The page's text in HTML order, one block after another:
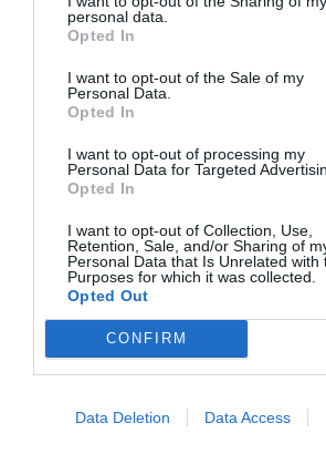
personal data.
Opted In
I want to opt-out of the Sale of my
Personal Data.
Opted In
I want to opt-out of processing my
Personal Data for Targeted
Opted In
I want to opt-out of Collection, Use,
Retention, Sale, and/or Sharing of
Personal Data that Is Unrelated with
Purposes for which it was collected.
Opted Out
CONFIRM
Data Deletion Data Access
TE PUEDE INTERESAR...
Morad, la calle y su clase
México
Mariana Gálvez
Periodista. Especializada en cultura,
psicología, ha trabajado en medios
ICON BuenaVidade El País
Suscríbete a nuestra